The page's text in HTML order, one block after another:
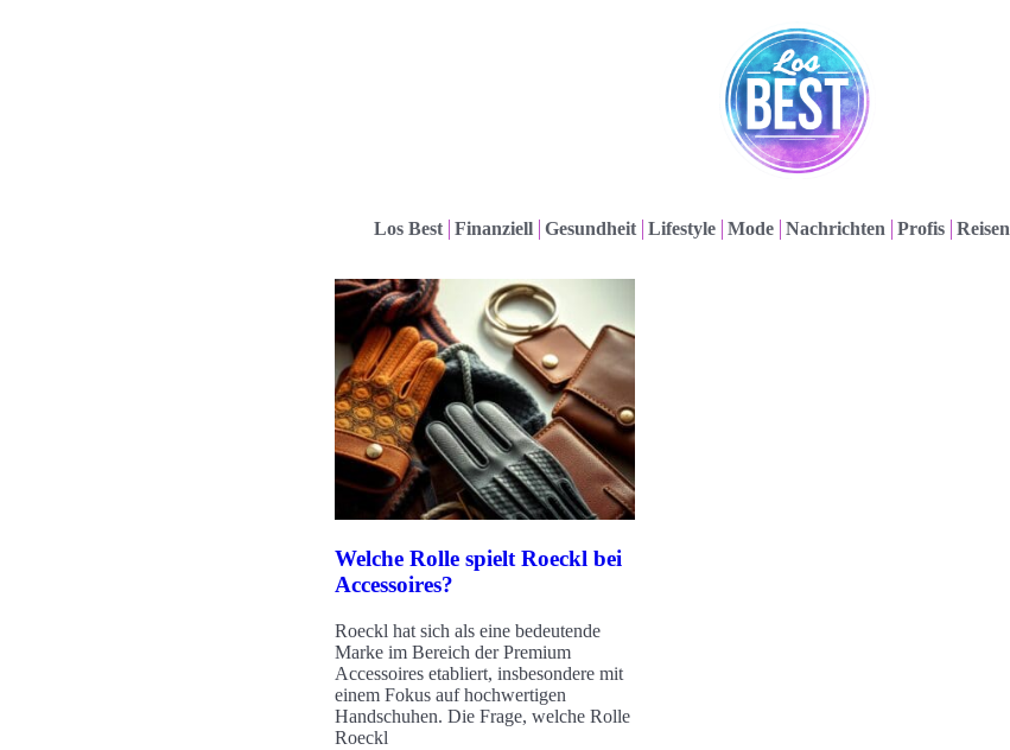
Los Best Finanziell Gesundheit Lifestyle Mode Nachrichten Profis Reisen
Welche Rolle spielt Roeckl bei
Accessoires?
Roeckl hat sich als eine bedeutende
Marke im Bereich der Premium
Accessoires etabliert, insbesondere mit
einem Fokus auf hochwertigen
Handschuhen. Die Frage, welche Rolle
Roeckl